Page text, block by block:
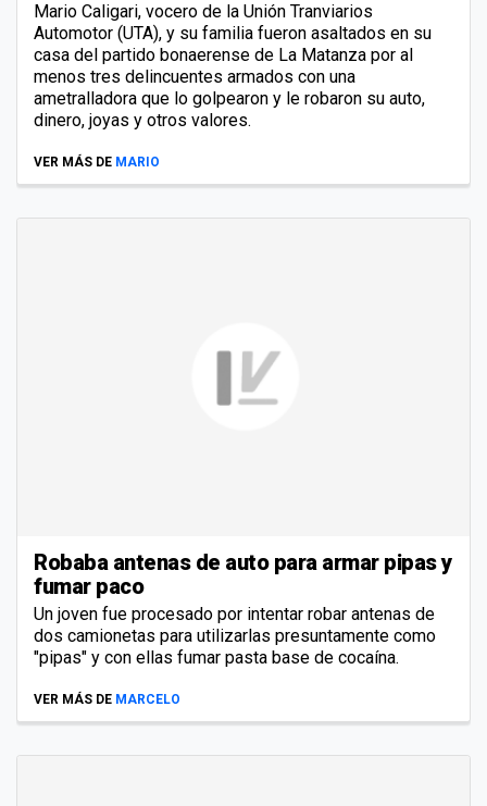
Mario Caligari, vocero de la Unión Tranviarios
Automotor (UTA), y su familia fueron asaltados en su
casa del partido bonaerense de La Matanza por al
menos tres delincuentes armados con una
ametralladora que lo golpearon y le robaron su auto,
dinero, joyas y otros valores.
VER MÁS DE MARIO
Robaba antenas de auto para armar pipas y
fumar paco
Un joven fue procesado por intentar robar antenas de
dos camionetas para utilizarlas presuntamente como
"pipas" y con ellas fumar pasta base de cocaína.
VER MÁS DE MARCELO